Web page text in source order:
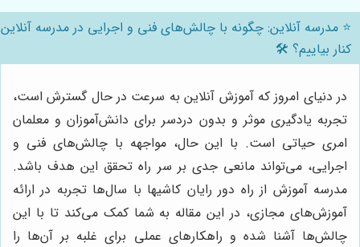
⭐️ مدرسه آنلاین: چگونه با چالش‌های فنی و اجرایی در مدرسه آنلاین
کنار بیاییم؟ 🛠️
در دنیای امروز که آموزش آنلاین به سرعت در حال گسترش است،
تجربه یادگیری موثر و بدون دردسر برای دانش‌آموزان و معلمان
امری حیاتی است. با این حال، مواجهه با چالش‌های فنی و
اجرایی، می‌تواند مانعی جدی بر سر راه تحقق این هدف باشد.
مدرسه آموزش از راه دور رایان کاشیها با سال‌ها تجربه در ارائه
آموزش‌های مجازی، در این مقاله به شما کمک می‌کند تا با این
چالش‌ها آشنا شده و راهکارهای عملی برای غلبه بر آن‌ها را